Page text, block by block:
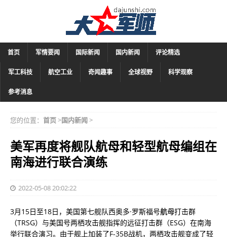
首页 军情要闻 国际新闻 国内新闻 评论精选
军工科技 航空工业 奇闻趣事 全球视野 科学观察
参考消息
您的位置： 首页>国内新闻>
美军再度将舰队航母和轻型航母编组在
南海进行联合演练
2022-05-08 20:02:22
3月15日至18日，美国第七舰队西奥多·罗斯福号航母打击群
（TRSG）与美国号两栖攻击舰指挥的远征打击群（ESG）在南海
举行联合演习。由于舰上加装了F-35B战机，两栖攻击舰变成了轻